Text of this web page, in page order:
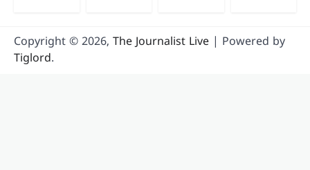
Copyright © 2026, The Journalist Live | Powered by
Tiglord.